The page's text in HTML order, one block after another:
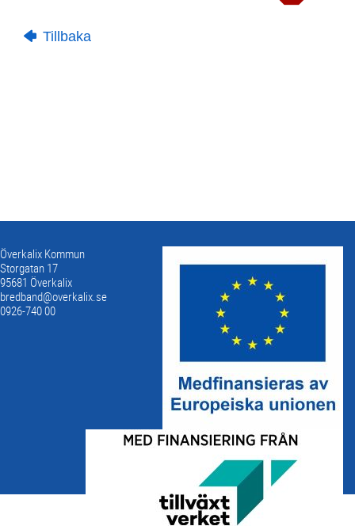
Tillbaka
Överkalix Kommun
Storgatan 17
95681 Överkalix
bredband@overkalix.se
0926-740 00